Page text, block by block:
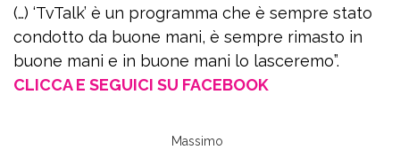
(…) ‘TvTalk’ è un programma che è sempre stato
condotto da buone mani, è sempre rimasto in
buone mani e in buone mani lo lasceremo”.
CLICCA E SEGUICI SU FACEBOOK
Massimo